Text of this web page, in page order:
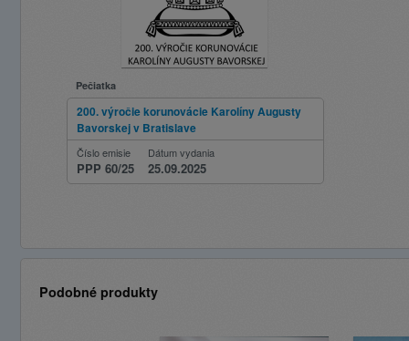
Pečiatka
200. výročie korunovácie Karolíny Augusty
Bavorskej v Bratislave
Číslo emisie
PPP 60/25
Dátum vydania
25.09.2025
Podobné produkty